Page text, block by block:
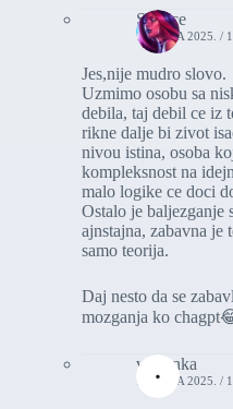
Silence
19. JULA 2025. /
Jes,nije mudro slovo.
Uzmimo osobu sa
debila, taj debil ce iz
rikne dalje bi zivot
nivou istina, osoba
kompleksnost na
malo logike ce doci
Ostalo je
ajnstajna, zabavna je
samo teorija.
Daj nesto da se
mozganja ko
vasionka
19. JULA 2025. /